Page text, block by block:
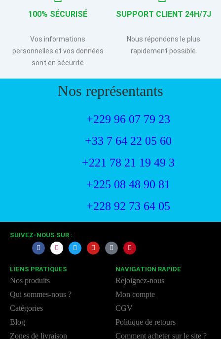
100% SÉCURISÉ
Vos informations
personnelles et vos données
sont en sécurité
SUPPORT CLIENT 24H/7J
Nous répondons le plus
rapidement possible
Nos représentants
+229 96 07 79 23
+33 7 64 22 05 60
+221 78 21 19 49 3
+225 08 48 90 81
+228 92 73 64 05
SUIVEZ-NOUS SUR :
LIENS PRATIQUES
Nos produits
Qui sommes-nous ?
Catégories
Blog
Zones de livraison
NAVIGATION RAPIDE
Rejoignez-nous
Mon compte
CGV
Politique de retours
Comment acheter sur le site ?